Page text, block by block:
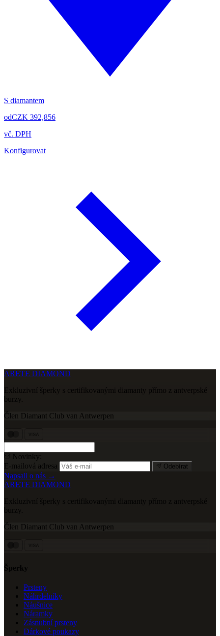
S diamantem
odCZK 392,856
vč. DPH
Konfigurovat
ARETE DIAMOND
Exkluzivní šperky s certifikovanými diamanty přímo z antverpské
burzy.
Člen Diamant Club van Antwerpen
Novinky:
E-mailová adresa
Odebírat
Napsali o nás →
ARETE DIAMOND
Exkluzivní šperky s certifikovanými diamanty přímo z antverpské
burzy.
Člen Diamant Club van Antwerpen
Šperky
Prsteny
Náhrdelníky
Náušnice
Náramky
Zásnubní prsteny
Dárkové poukazy